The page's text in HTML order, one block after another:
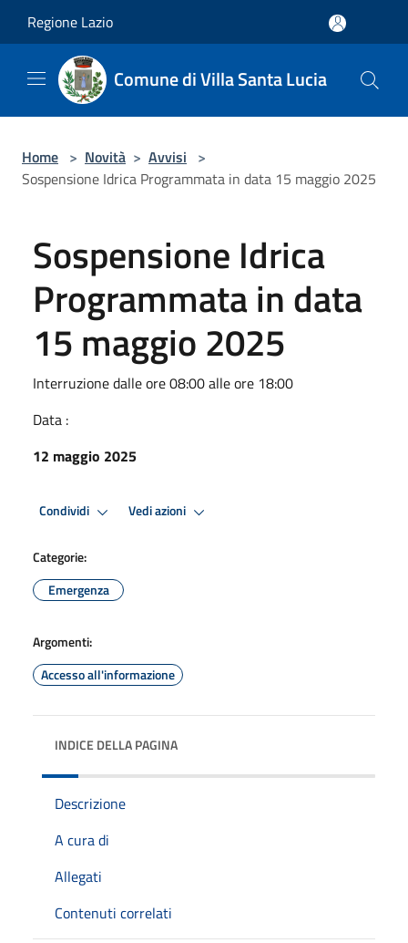
Regione Lazio
Comune di Villa Santa Lucia
Home > Novità > Avvisi >
Sospensione Idrica Programmata in data 15 maggio 2025
Sospensione Idrica
Programmata in data
15 maggio 2025
Interruzione dalle ore 08:00 alle ore 18:00
Data :
12 maggio 2025
Condividi Vedi azioni
Categorie:
Emergenza
Argomenti:
Accesso all'informazione
INDICE DELLA PAGINA
Descrizione
A cura di
Allegati
Contenuti correlati